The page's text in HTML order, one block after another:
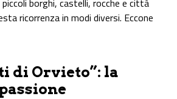
borghi, castelli, rocche e città
ricorrenza in modi diversi. Eccone
di Orvieto”: la